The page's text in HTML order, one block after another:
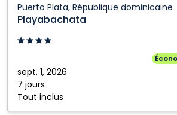
Puerto Plata, République dominicaine
Playabachata
sept. 1, 2026
7 jours
Tout inclus
Puerto
Plata,
République